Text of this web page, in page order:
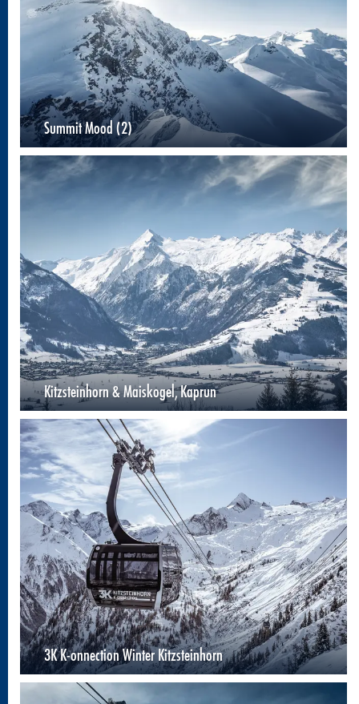
Summit Mood (2)
Kitzsteinhorn & Maiskogel, Kaprun
3K K-onnection Winter Kitzsteinhorn